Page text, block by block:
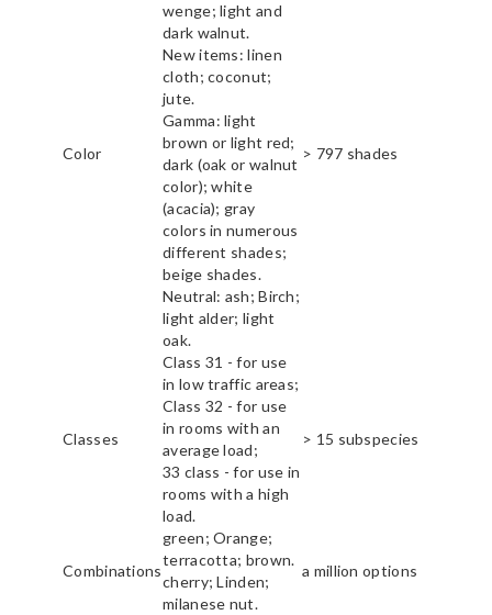
Color
wenge; light and
dark walnut.
New items: linen
cloth; coconut;
jute.
Gamma: light
brown or light red;
dark (oak or walnut
color); white
(acacia); gray
colors in numerous
different shades;
beige shades.
Neutral: ash; Birch;
light alder; light
oak.
> 797 shades
Classes
Class 31 - for use
in low traffic areas;
Class 32 - for use
in rooms with an
average load;
33 class - for use in
rooms with a high
load.
> 15 subspecies
Combinations
green; Orange;
terracotta; brown.
cherry; Linden;
milanese nut.
a million options